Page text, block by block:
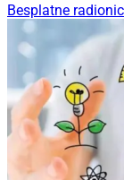
Besplatne